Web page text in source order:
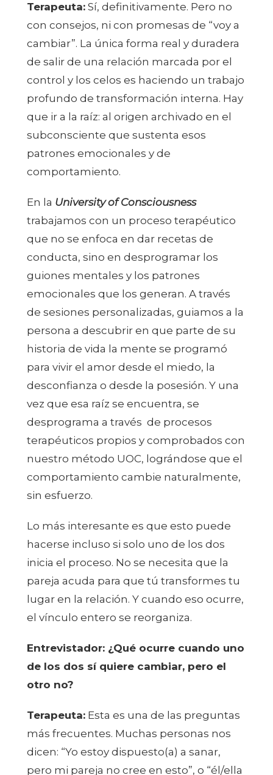
Terapeuta: Sí, definitivamente. Pero no
con consejos, ni con promesas de “voy a
cambiar”. La única forma real y duradera
de salir de una relación marcada por el
control y los celos es haciendo un trabajo
profundo de transformación interna. Hay
que ir a la raíz: al origen archivado en el
subconsciente que sustenta esos
patrones emocionales y de
comportamiento.
En la University of Consciousness
trabajamos con un proceso terapéutico
que no se enfoca en dar recetas de
conducta, sino en desprogramar los
guiones mentales y los patrones
emocionales que los generan. A través
de sesiones personalizadas, guiamos a la
persona a descubrir en que parte de su
historia de vida la mente se programó
para vivir el amor desde el miedo, la
desconfianza o desde la posesión. Y una
vez que esa raíz se encuentra, se
desprograma a través de procesos
terapéuticos propios y comprobados con
nuestro método UOC, lográndose que el
comportamiento cambie naturalmente,
sin esfuerzo.
Lo más interesante es que esto puede
hacerse incluso si solo uno de los dos
inicia el proceso. No se necesita que la
pareja acuda para que tú transformes tu
lugar en la relación. Y cuando eso ocurre,
el vínculo entero se reorganiza.
Entrevistador: ¿Qué ocurre cuando uno
de los dos sí quiere cambiar, pero el
otro no?
Terapeuta: Esta es una de las preguntas
más frecuentes. Muchas personas nos
dicen: “Yo estoy dispuesto(a) a sanar,
pero mi pareja no cree en esto”, o “él/ella